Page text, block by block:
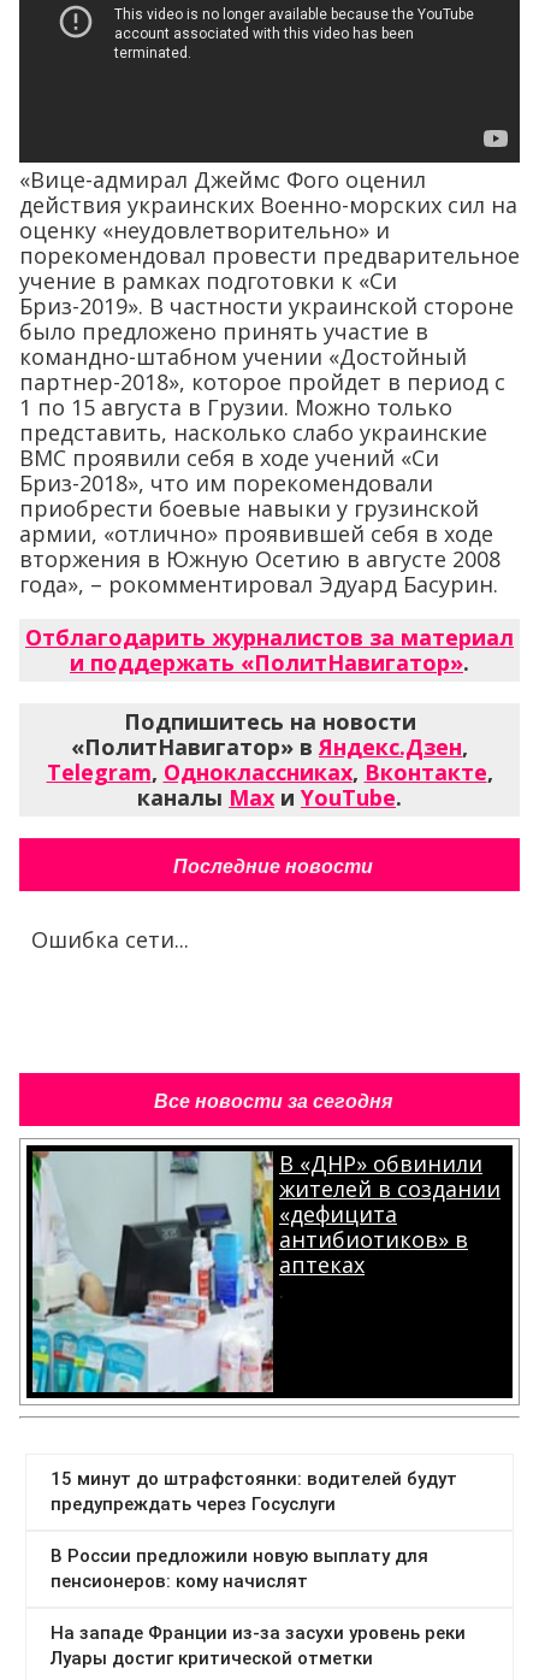
«Вице-адмирал Джеймс Фого оценил
действия украинских Военно-морских сил на
оценку «неудовлетворительно» и
порекомендовал провести предварительное
учение в рамках подготовки к «Си
Бриз-2019». В частности украинской стороне
было предложено принять участие в
командно-штабном учении «Достойный
партнер-2018», которое пройдет в период с
1 по 15 августа в Грузии. Можно только
представить, насколько слабо украинские
ВМС проявили себя в ходе учений «Си
Бриз-2018», что им порекомендовали
приобрести боевые навыки у грузинской
армии, «отлично» проявившей себя в ходе
вторжения в Южную Осетию в августе 2008
года», – рокомментировал Эдуард Басурин.
Отблагодарить журналистов за материал
и поддержать «ПолитНавигатор».
Подпишитесь на новости
«ПолитНавигатор» вЯндекс.Дзен,
Telegram, Одноклассниках, Вконтакте,
каналы Max и YouTube.
Последние новости
Ошибка сети...
Все новости за сегодня
В «ДНР» обвинили
жителей в создании
«дефицита
антибиотиков» в
аптеках
.